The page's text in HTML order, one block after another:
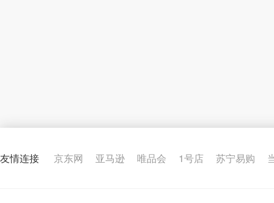
友情连接 京东网 亚马逊 唯品会 1号店 苏宁易购